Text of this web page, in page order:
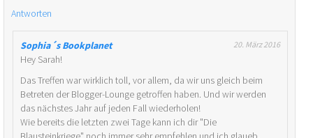
Antworten
Sophia´s Bookplanet 20. März 2016
Hey Sarah!
Das Treffen war wirklich toll, vor allem, da wir uns gleich beim
Betreten der Blogger-Lounge getroffen haben. Und wir werden
das nächstes Jahr auf jeden Fall wiederholen!
Wie bereits die letzten zwei Tage kann ich dir "Die